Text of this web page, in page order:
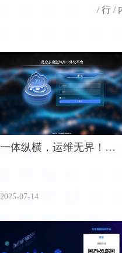
/ 行 /
一体纵横，运维无界！昆
2025-07-14